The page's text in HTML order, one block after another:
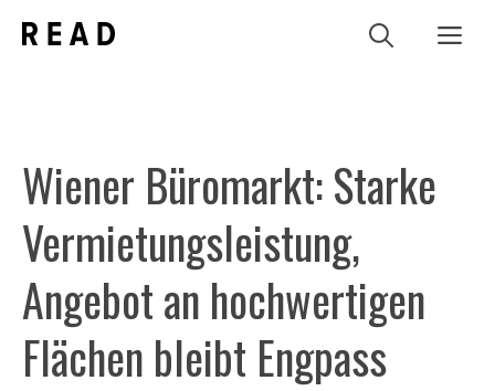
Inhalt
Wiener Büromarkt: Starke
Vermietungsleistung,
Angebot an hochwertigen
Flächen bleibt Engpass